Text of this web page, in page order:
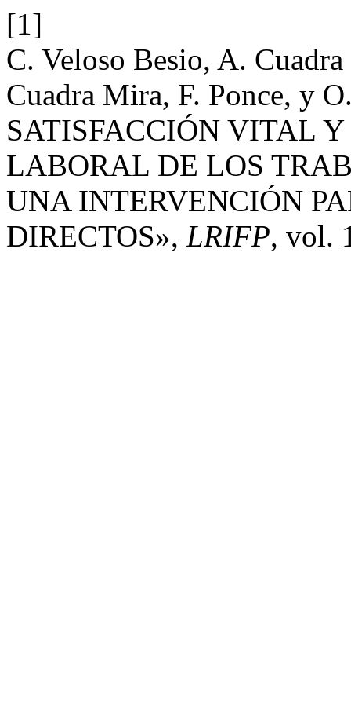
[1]
C. Veloso Besio, A.
Cuadra Mira, F. Ponce, y
SATISFACCIÓN VITAL
LABORAL DE LOS
UNA INTERVENCIÓN
DIRECTOS», LRIFP, vol.